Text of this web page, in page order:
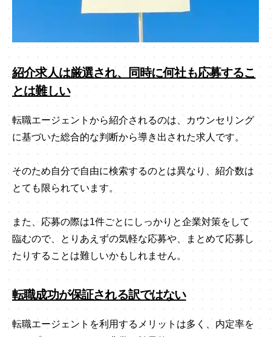
紹介求人は厳選され、同時に何社も応募するこ
とは難しい
転職エージェントから紹介されるのは、カウンセリング
に基づいた総合的な判断から導き出された求人です。
そのため自分で自由に検索するのとは異なり、紹介数は
とても限られています。
また、応募の際は1件ごとにしっかりと企業対策をして
臨むので、とりあえずの気軽な応募や、まとめて応募し
たりすることは難しいかもしれません。
転職成功が保証される訳ではない
転職エージェントを利用するメリットは多く、内定率を